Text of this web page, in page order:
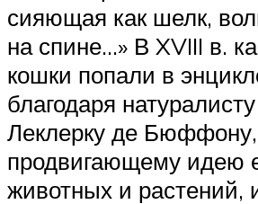
сияющая как шелк,
на спине…» В XVIII в.
кошки попали в
благодаря
Леклерку де Бюффону,
продвигающему идею
животных и растений,